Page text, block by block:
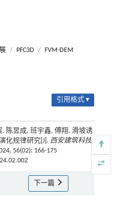
/ PFC3D / FVM-DEM
引用格式 ▾
陈昱成, 班宇鑫, 傅翔. 滑坡诱
化规律研究[J]. 西安建筑科技
56(02): 166-175
下一篇